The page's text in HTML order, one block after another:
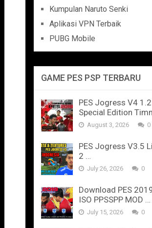
Kumpulan Naruto Senki
Aplikasi VPN Terbaik
PUBG Mobile
GAME PES PSP TERBARU
PES Jogress V4 1.2
Special Edition
August 3, 2026 0
PES Jogress V3.5
2 …
July 26, 2026 0
Download PES
ISO PPSSPP MOD …
July 15, 2026 0